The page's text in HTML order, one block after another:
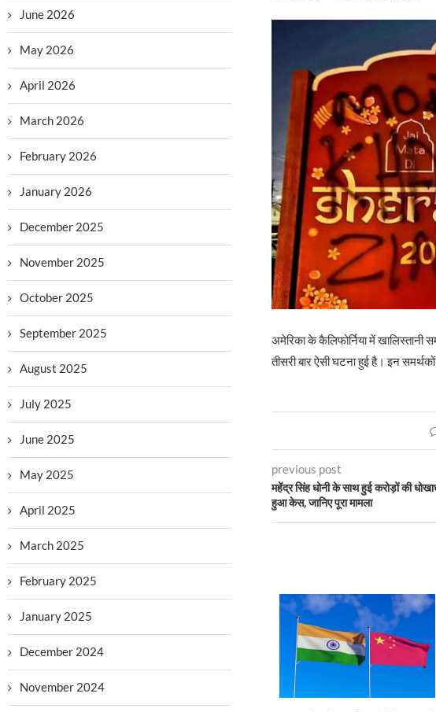
अमेरिका के कैलिफोर्निया में खालिस्तानी
तीसरी बार ऐसी घटना हुई है। इन
previous post
महेंद्र सिंह धोनी के साथ हुई करोड़ों की
हुआ केस, जानिए पूरा मामला
June 2026
May 2026
April 2026
March 2026
February 2026
January 2026
December 2025
November 2025
October 2025
September 2025
August 2025
July 2025
June 2025
May 2025
April 2025
March 2025
February 2025
January 2025
December 2024
November 2024